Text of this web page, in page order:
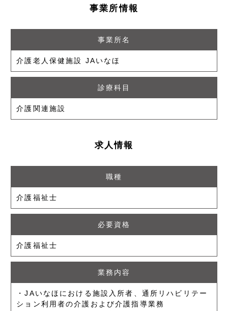
事業所情報
事業所名
介護老人保健施設 JAいなほ
診療科目
介護関連施設
求人情報
職種
介護福祉士
必要資格
介護福祉士
業務内容
・JAいなほにおける施設入所者、通所リハビリテー
ション利用者の介護および介護指導業務